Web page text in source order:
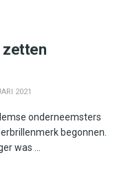
zetten
2021
onderneemsters
begonnen.
was ...